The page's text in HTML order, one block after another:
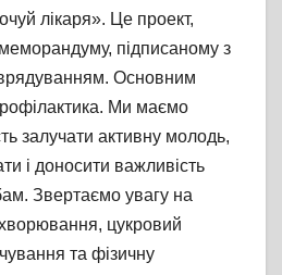
лікаря». Це проект,
підписаному з
Основним
Ми маємо
залучати активну молодь,
і доносити важливість
Звертаємо увагу на
цукровий
та фізичну